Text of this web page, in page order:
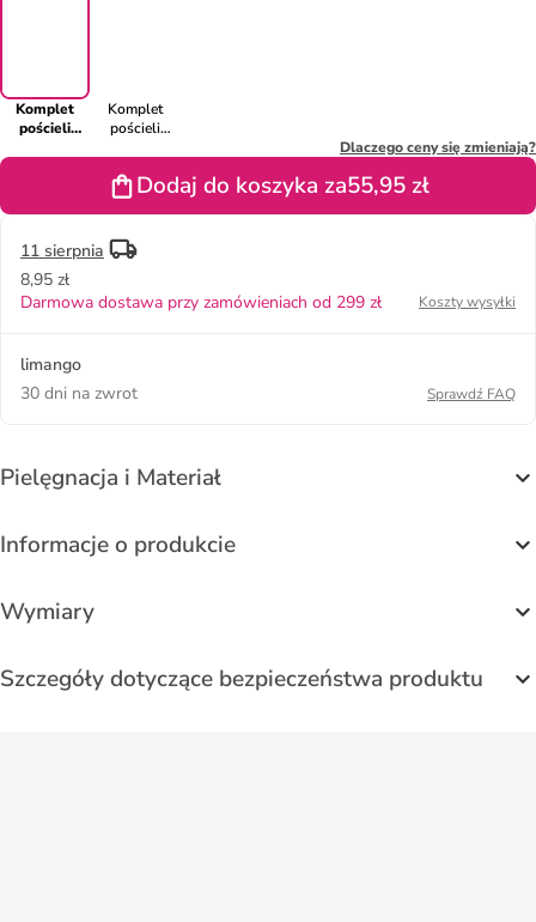
Komplet
pościeli
Komplet
pościeli
kolorze biało-
fioletowym
Dlaczego ceny się zmieniają?
Dodaj do koszyka za55,95 zł
11 sierpnia
8,95 zł
Darmowa dostawa przy zamówieniach od 299 zł
Koszty wysyłki
limango
30 dni na zwrot
Sprawdź FAQ
Pielęgnacja i Materiał
Informacje o produkcie
Wymiary
Szczegóły dotyczące bezpieczeństwa produktu